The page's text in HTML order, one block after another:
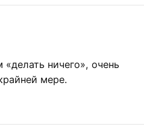
ничего», очень
мере.